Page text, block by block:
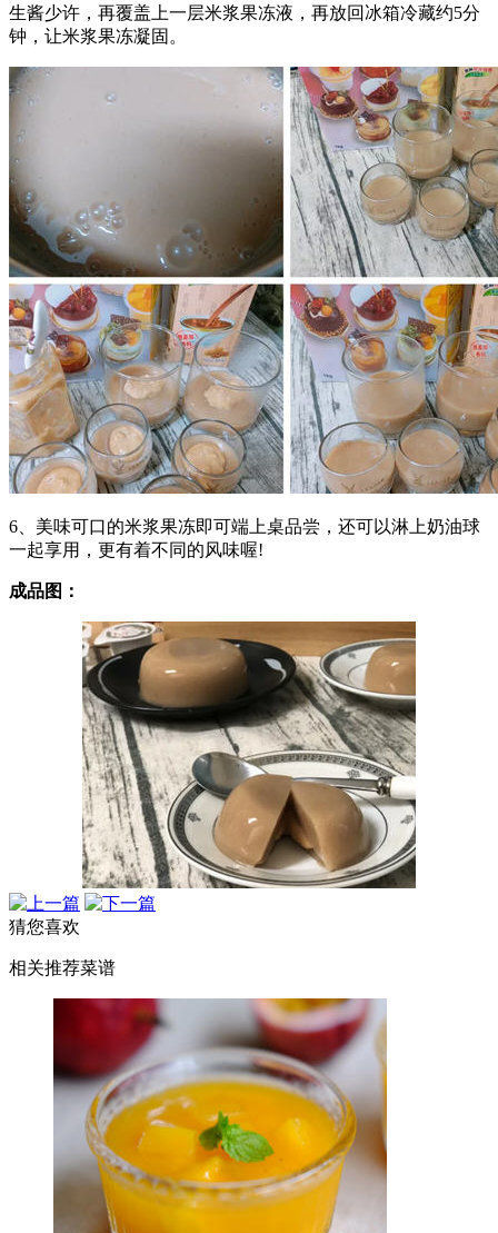
生酱少许，再覆盖上一层米浆果冻液，再放回冰箱冷藏约5分
钟，让米浆果冻凝固。
6、美味可口的米浆果冻即可端上桌品尝，还可以淋上奶油球
一起享用，更有着不同的风味喔!
成品图：
猜您喜欢
相关推荐菜谱